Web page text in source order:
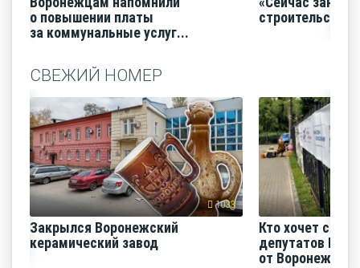
о повышении платы
за коммунальные услуг...
СВЕЖИЙ НОМЕР
1033
Закрылся Воронежский
керамический завод
Кто хочет
депутатов
от Воронежск...